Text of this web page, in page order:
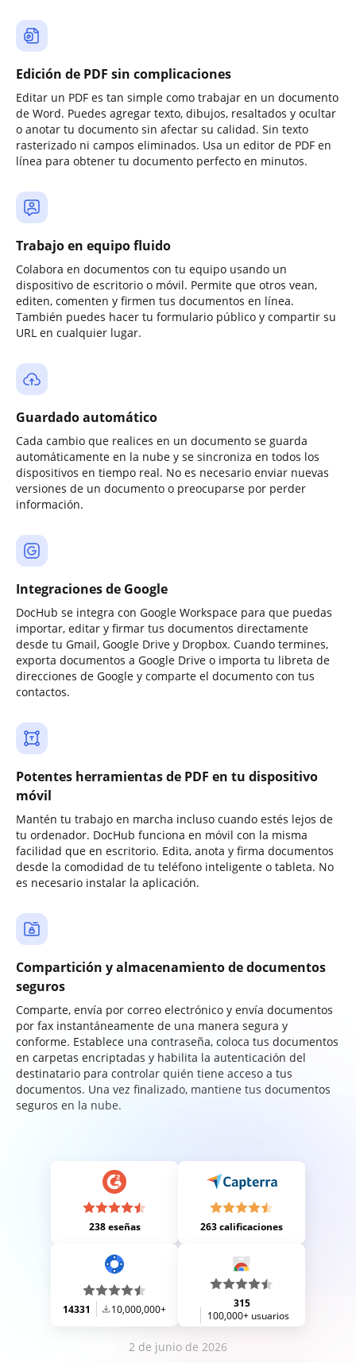
Edición de PDF sin complicaciones
Editar un PDF es tan simple como trabajar en un documento
de Word. Puedes agregar texto, dibujos, resaltados y ocultar
o anotar tu documento sin afectar su calidad. Sin texto
rasterizado ni campos eliminados. Usa un editor de PDF en
línea para obtener tu documento perfecto en minutos.
Trabajo en equipo fluido
Colabora en documentos con tu equipo usando un
dispositivo de escritorio o móvil. Permite que otros vean,
editen, comenten y firmen tus documentos en línea.
También puedes hacer tu formulario público y compartir su
URL en cualquier lugar.
Guardado automático
Cada cambio que realices en un documento se guarda
automáticamente en la nube y se sincroniza en todos los
dispositivos en tiempo real. No es necesario enviar nuevas
versiones de un documento o preocuparse por perder
información.
Integraciones de Google
DocHub se integra con Google Workspace para que puedas
importar, editar y firmar tus documentos directamente
desde tu Gmail, Google Drive y Dropbox. Cuando termines,
exporta documentos a Google Drive o importa tu libreta de
direcciones de Google y comparte el documento con tus
contactos.
Potentes herramientas de PDF en tu dispositivo
móvil
Mantén tu trabajo en marcha incluso cuando estés lejos de
tu ordenador. DocHub funciona en móvil con la misma
facilidad que en escritorio. Edita, anota y firma documentos
desde la comodidad de tu teléfono inteligente o tableta. No
es necesario instalar la aplicación.
Compartición y almacenamiento de documentos
seguros
Comparte, envía por correo electrónico y envía documentos
por fax instantáneamente de una manera segura y
conforme. Establece una contraseña, coloca tus documentos
en carpetas encriptadas y habilita la autenticación del
destinatario para controlar quién tiene acceso a tus
documentos. Una vez finalizado, mantiene tus documentos
seguros en la nube.
238 eseñas 263 calificaciones
14331 10,000,000+
315
100,000+ usuarios
2 de junio de 2026